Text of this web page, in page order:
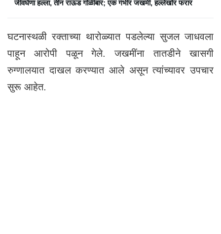
जीवघेणा हल्ला, तीन राऊंड गोळीबार; एक गंभीर जखमी, हल्लेखोर फरार
घटनास्थळी रक्ताच्या थारोळ्यात पडलेल्या सुजल जाधवला
पाहून आरोपी पळून गेले. जखमींना तातडीने खासगी
रुग्णालयात दाखल करण्यात आले असून त्यांच्यावर उपचार
सुरू आहेत.